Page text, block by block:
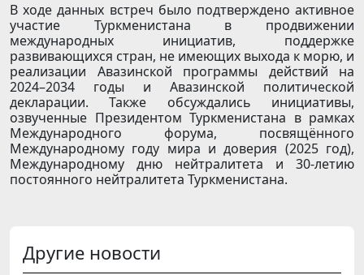
В ходе данных встреч было подтверждено активное
участие Туркменистана в продвижении
международных инициатив, поддержке
развивающихся стран, не имеющих выхода к морю, и
реализации Авазинской программы действий на
2024–2034 годы и Авазинской политической
декларации. Также обсуждались инициативы,
озвученные Президентом Туркменистана в рамках
Международного форума, посвящённого
Международному году мира и доверия (2025 год),
Международному дню нейтралитета и 30-летию
постоянного нейтралитета Туркменистана.
Другие новости